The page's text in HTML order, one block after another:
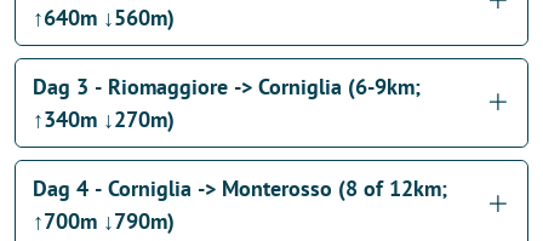
↑640m ↓560m)
Dag 3 - Riomaggiore -> Corniglia (6-9km;
↑340m ↓270m)
Dag 4 - Corniglia -> Monterosso (8 of 12km;
↑700m ↓790m)